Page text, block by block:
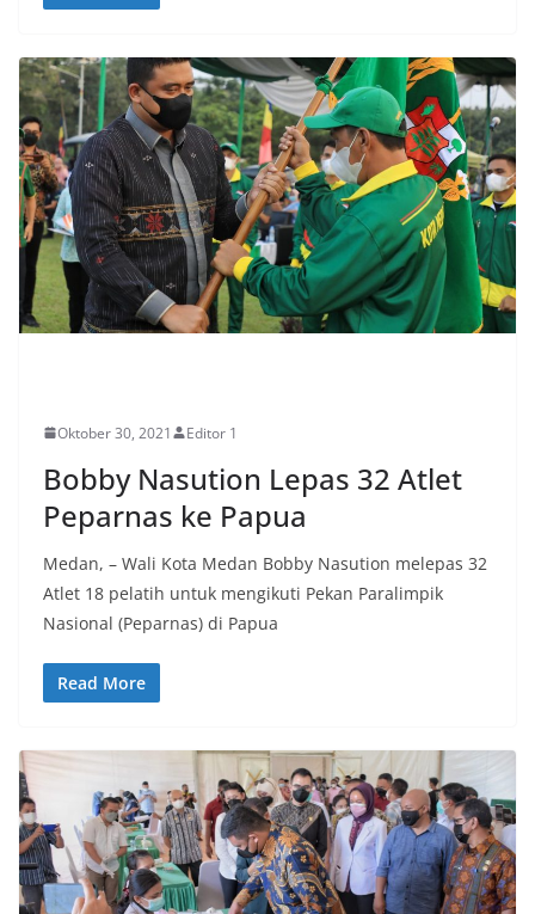
Oktober 30, 2021 Editor 1
Bobby Nasution Lepas 32 Atlet
Peparnas ke Papua
Medan, – Wali Kota Medan Bobby Nasution melepas 32
Atlet 18 pelatih untuk mengikuti Pekan Paralimpik
Nasional (Peparnas) di Papua
Read More